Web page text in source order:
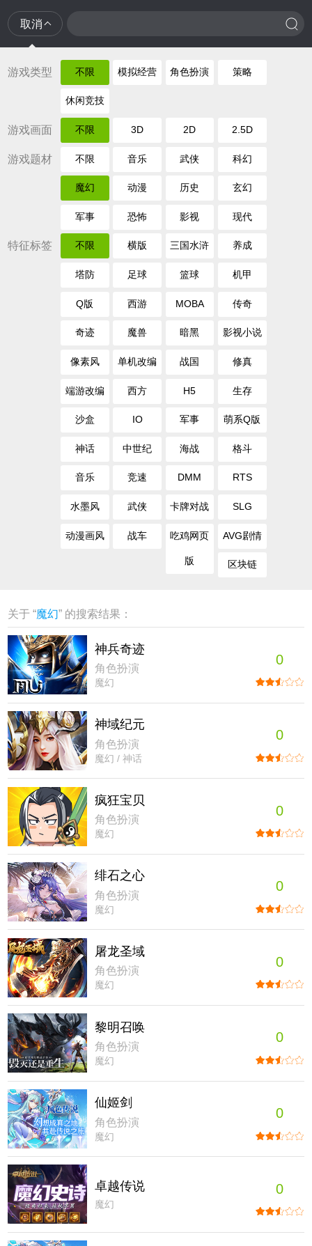
取消
游戏类型 不限 模拟经营 角色扮演 策略
休闲竞技
游戏画面 不限 3D 2D 2.5D
游戏题材 不限 音乐 武侠 科幻
魔幻 动漫 历史 玄幻
军事 恐怖 影视 现代
特征标签 不限 横版 三国水浒 养成
塔防 足球 篮球 机甲
Q版 西游 MOBA 传奇
奇迹 魔兽 暗黑 影视小说
像素风 单机改编 战国 修真
端游改编 西方 H5 生存
沙盒 IO 军事 萌系Q版
神话 中世纪 海战 格斗
音乐 竞速 DMM RTS
水墨风 武侠 卡牌对战 SLG
动漫画风 战车 吃鸡网页
版
AVG剧情
区块链
关于 “魔幻” 的搜索结果：
神兵奇迹
角色扮演
魔幻
0
神域纪元
角色扮演
魔幻 / 神话
0
疯狂宝贝
角色扮演
魔幻
0
绯石之心
角色扮演
魔幻
0
屠龙圣域
角色扮演
魔幻
0
黎明召唤
角色扮演
魔幻
0
仙姬剑
角色扮演
魔幻
0
卓越传说
魔幻
0